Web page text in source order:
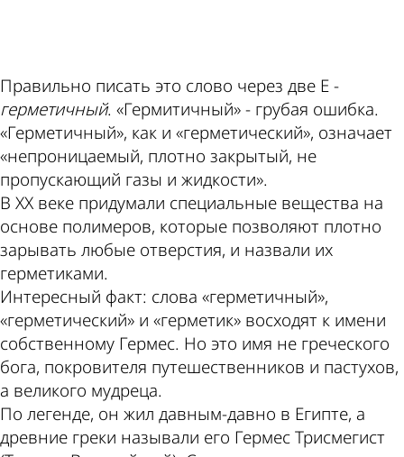
Правильно писать это слово через две Е -
герметичный. «Гермитичный» - грубая ошибка.
«Герметичный», как и «герметический», означает
«непроницаемый, плотно закрытый, не
пропускающий газы и жидкости».
В ХХ веке придумали специальные вещества на
основе полимеров, которые позволяют плотно
зарывать любые отверстия, и назвали их
герметиками.
Интересный факт: слова «герметичный»,
«герметический» и «герметик» восходят к имени
собственному Гермес. Но это имя не греческого
бога, покровителя путешественников и пастухов,
а великого мудреца.
По легенде, он жил давным-давно в Египте, а
древние греки называли его Гермес Трисмегист